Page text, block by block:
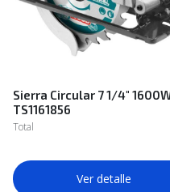
Sierra Circular 7 1/4"
TS1161856
Total
Ver detalle